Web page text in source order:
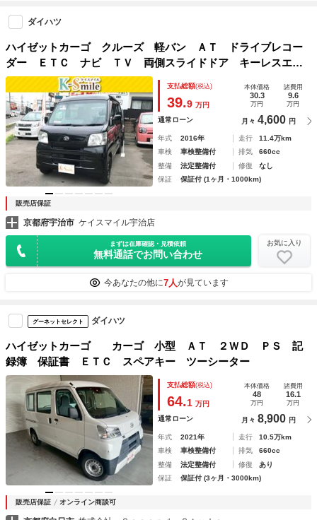
ダイハツ
ハイゼットカーゴ クルーズ 軽バン ＡＴ ドライブレコー
ダー ＥＴＣ ナビ ＴＶ 両側スライドドア キーレスエン
トリー 電動格納ミラー エアコン パワーウィンドウ 運転
席エアバッグ 助手席エアバッグ ＣＤ
支払総額(税込)
39.9 万円
本体価格
30.3
万円
諸費用
9.6
万円
通常ローン 月々 4,600 円
年式 2016年 走行
11.4万km
車検
車検整備付 排気
660cc
整備
法定整備付 修復
なし
保証
保証付 (1ヶ月・1000km)
販売店保証
京都府宇治市 ケイスマイル宇治店
まずは在庫確認・見積依頼
無料通話でお問い合わせ
お気に入り
今あなたの他に7人が見ています
グーネットセレクト ダイハツ
ハイゼットカーゴ カーゴ 小型 ＡＴ ２ＷＤ ＰＳ 記
録簿 保証書 ＥＴＣ スペアキー ツーシーター
支払総額(税込)
64.1 万円
本体価格
48
万円
諸費用
16.1
万円
通常ローン 月々 8,900 円
年式 2021年 走行
10.5万km
車検
車検整備付 排気
660cc
整備
法定整備付 修復
あり
保証
保証付 (3ヶ月・3000km)
販売店保証 オンライン商談可